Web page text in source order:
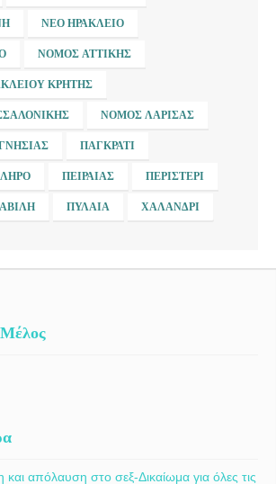
ΝΈΟ ΗΡΆΚΛΕΙΟ
ΝΟΜΌΣ ΑΤΤΙΚΉΣ
ΚΡΉΤΗΣ
ΝΟΜΌΣ ΛΆΡΙΣΑΣ
ΠΑΓΚΡΆΤΙ
ΠΕΙΡΑΙΆΣ ΠΕΡΙΣΤΈΡΙ
ΠΥΛΑΊΑ ΧΑΛΆΝΔΡΙ
Μέλος
απόλαυση στο σεξ-Δικαίωμα για όλες τις